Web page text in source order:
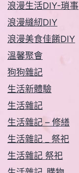
浪漫生活DIY-瑣事
浪漫縫紉DIY
浪漫美食佳餚DIY
溫馨聚會
狗狗雜記
生活新體驗
生活雜記
生活雜記 – 修繕
生活雜記 _ 祭祀
生活雜記 祭祀